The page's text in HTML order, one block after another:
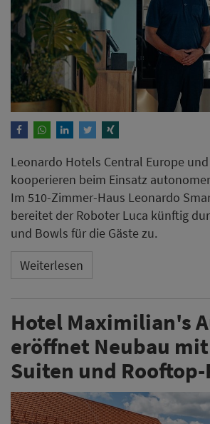
Leonardo Hotels Central Europe
kooperieren beim Einsatz
Im 510-Zimmer-Haus Leonardo
bereitet der Roboter Luca künftig
und Bowls für die Gäste zu.
Weiterlesen
Hotel Maximilian's
eröffnet Neubau
Suiten und